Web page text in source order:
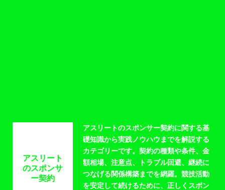
アスリート
のスポンサ
ー契約
アスリートのスポンサー契約に関する基
礎知識から実践ノウハウまでを解説する
カテゴリーです。契約の種類や条件、金
額相場、注意点、トラブル回避、継続に
つなげる関係構築までを網羅。競技活動
を安定して続けるために、正しくスポン